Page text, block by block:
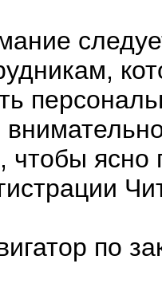
чтобы ясно
по